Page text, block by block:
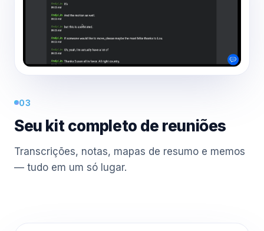
03
Seu kit completo de reuniões
Transcrições, notas, mapas de resumo e memos
— tudo em um só lugar.